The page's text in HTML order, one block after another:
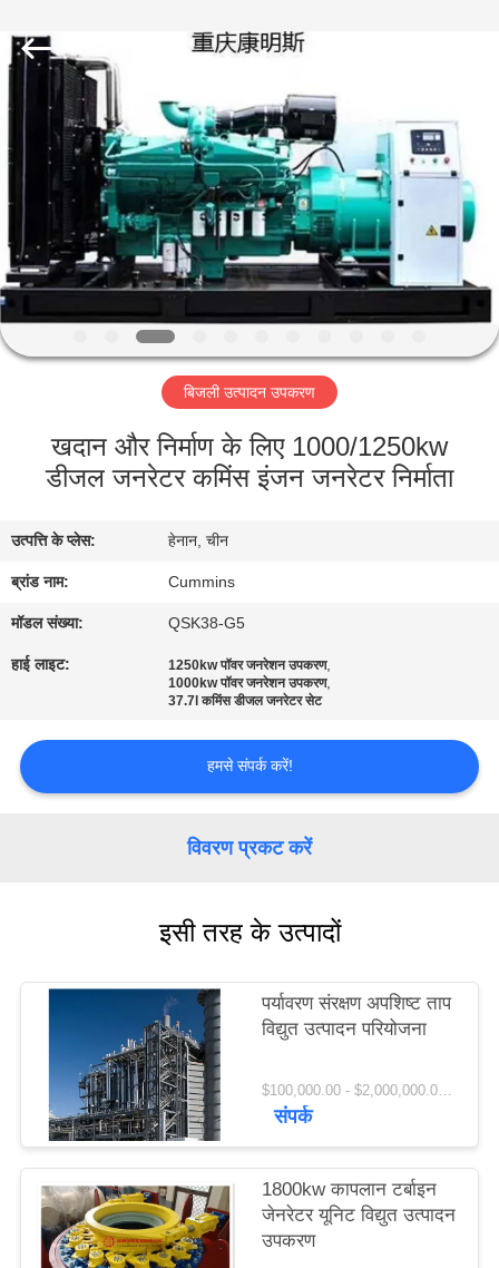
घर
उत्पादों
वीआर
दिखाएँ
हमारे
भ्रमण
गुणवत्ता
नियंत्रण
संपर्क
करें
की
विनती
करे
साइटमैप
PRIVACY
POLICY
Industries
CO.,LTD.
All
बिजली उत्पादन उपकरण
खदान और निर्माण के लिए 1000/1250kw
डीजल जनरेटर कमिंस इंजन जनरेटर निर्माता
उत्पत्ति के प्लेस: हेनान, चीन
ब्रांड नाम: Cummins
मॉडल संख्या: QSK38-G5
हाई लाइट: 1250kw पॉवर जनरेशन उपकरण,
1000kw पॉवर जनरेशन उपकरण,
37.7l कमिंस डीजल जनरेटर सेट
हमसे संपर्क करें!
विवरण प्रकट करें
इसी तरह के उत्पादों
पर्यावरण संरक्षण अपशिष्ट ताप
विद्युत उत्पादन परियोजना
$100,000.00 - $2,000,000.00 / Set MOQ:1 सेट/सेट
संपर्क
1800kw कापलान टर्बाइन
जेनरेटर यूनिट विद्युत उत्पादन
उपकरण